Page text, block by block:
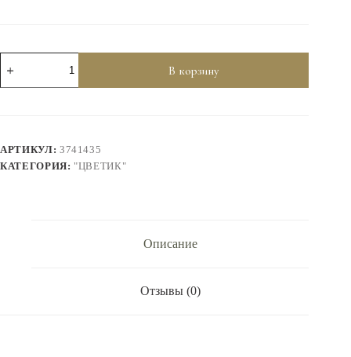
товара
Набор
,12/24шт.
3741435
В корзину
АРТИКУЛ: 3741435
КАТЕГОРИЯ: "ЦВЕТИК"
Описание
Отзывы (0)